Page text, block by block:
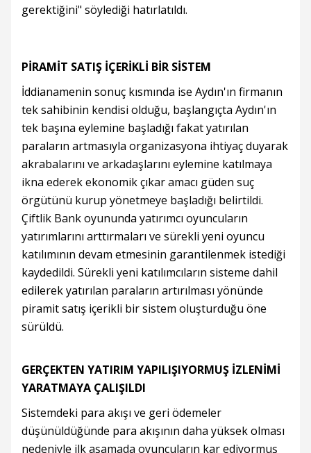
gerektiğini" söylediği hatırlatıldı.
PİRAMİT SATIŞ İÇERİKLİ BİR SİSTEM
İddianamenin sonuç kısmında ise Aydın'ın firmanın
tek sahibinin kendisi olduğu, başlangıçta Aydın'ın
tek başına eylemine başladığı fakat yatırılan
paraların artmasıyla organizasyona ihtiyaç duyarak
akrabalarını ve arkadaşlarını eylemine katılmaya
ikna ederek ekonomik çıkar amacı güden suç
örgütünü kurup yönetmeye başladığı belirtildi.
Çiftlik Bank oyununda yatırımcı oyuncuların
yatırımlarını arttırmaları ve sürekli yeni oyuncu
katılımının devam etmesinin garantilenmek istediği
kaydedildi. Sürekli yeni katılımcıların sisteme dahil
edilerek yatırılan paraların artırılması yönünde
piramit satış içerikli bir sistem oluşturduğu öne
sürüldü.
GERÇEKTEN YATIRIM YAPILIŞIYORMUŞ İZLENİMİ
YARATMAYA ÇALIŞILDI
Sistemdeki para akışı ve geri ödemeler
düşünüldüğünde para akışının daha yüksek olması
nedeniyle ilk aşamada oyuncuların kar ediyormuş